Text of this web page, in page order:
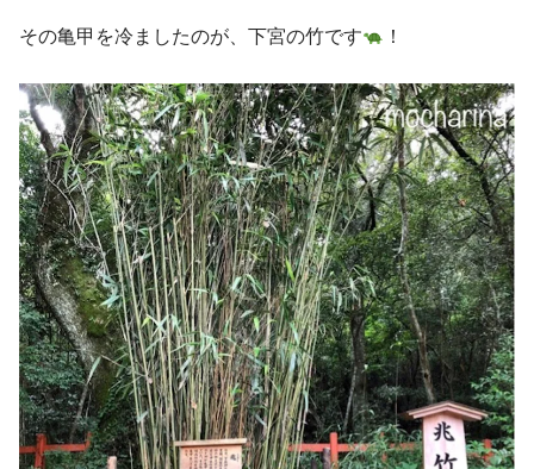
その亀甲を冷ましたのが、下宮の竹です ！